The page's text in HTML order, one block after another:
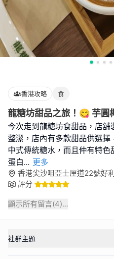
香港攻略 食
龍糖坊甜品之旅！😋 芋圓
今次走到龍糖坊食甜品，店
整潔，店內有多款甜品供選擇
中式傳統糖水，而且仲有特
蛋白... 更多
香港尖沙咀亞士厘道22號好
評分
顯示所有留言(4)...
社群主題